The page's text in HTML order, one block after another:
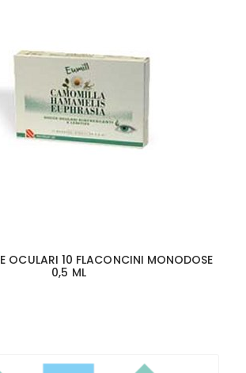
OCULARI 10 FLACONCINI MONODOSE
0,5 ML